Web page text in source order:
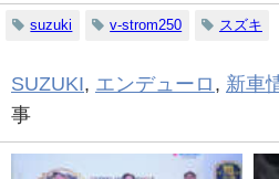
suzuki v-strom250 スズキ
SUZUKI, エンデューロ , 新車
事